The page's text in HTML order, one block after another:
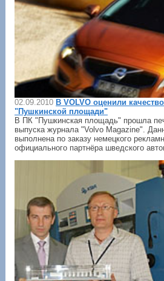
02.09.2010 В VOLVO оценили
"Пушкинской площади"
В ПК "Пушкинская площадь" прошла
выпуска журнала "Volvo Magazine".
выполнена по заказу немецкого
официального партнёра шведского